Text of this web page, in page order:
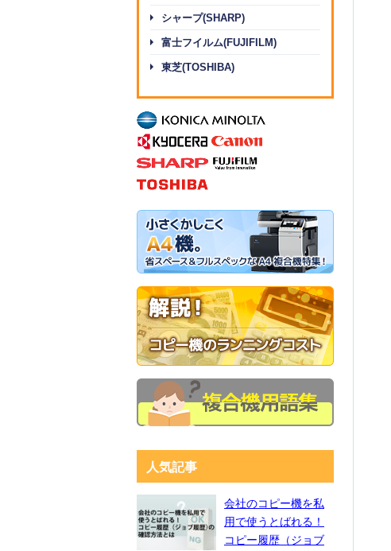
シャープ(SHARP)
富士フイルム(FUJIFILM)
東芝(TOSHIBA)
人気記事
会社のコピー機を私
用で使うとばれる！
コピー履歴（ジョブ